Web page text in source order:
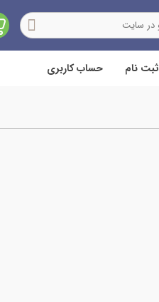
ثبت نام حساب کاربری